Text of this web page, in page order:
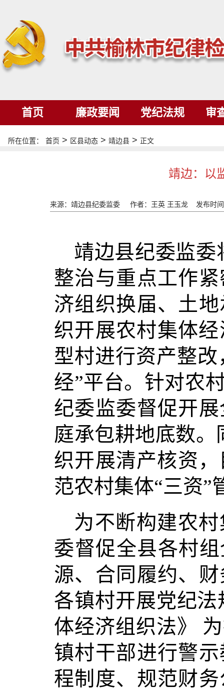
首页 廉政要闻 党纪法规 审
所在位置： 首页 > 区县动态 > 靖边县 > 正文
靖边：以
来源：靖边县纪委监委 作者：王英 王玉龙 发布时
靖边县纪委监委
整治与重点工作
济组织换届、土
织开展农村集体
型村进行资产整改
经”平台。针对农
纪委监委督促开
庭承包耕地底数。
织开展清产核资
范农村集体“三资”
为不断构建农
委督促全县各村
源、合同履约、
各镇村开展党纪
体经济组织法》
镇村干部进行警
程制度、规范财